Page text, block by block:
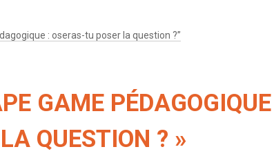
: oseras-tu poser la question ?”
GAME PÉDAGOGIQUE
QUESTION ? »